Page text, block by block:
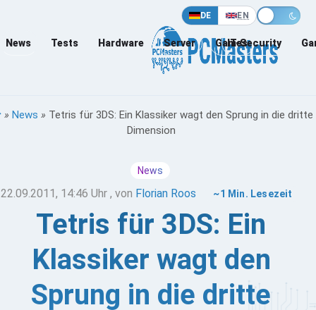
DE EN
News Tests Hardware Server Games
IT-Security
» News » Tetris für 3DS: Ein Klassiker wagt den Sprung in die dritte
Dimension
News
22.09.2011, 14:46 Uhr , von Florian Roos ~1 Min. Lesezeit
Tetris für 3DS: Ein
Klassiker wagt den
Sprung in die dritte